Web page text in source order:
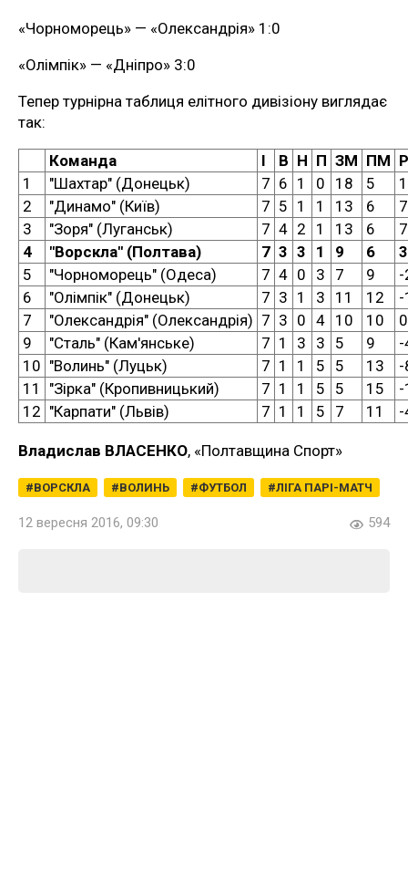
«Чорноморець» — «Олександрія» 1:0
«Олімпік» — «Дніпро» 3:0
Тепер турнірна таблиця елітного дивізіону виглядає
так:
Команда І В Н П ЗМ ПМ Р
1
"Шахтар" (Донецьк) 7 6 1 0 18 5
2
"Динамо" (Київ) 7 5 1 1 13 6
7
3
"Зоря" (Луганськ) 7 4 2 1 13 6
7
4
"Ворскла" (Полтава) 7 3 3 1 9 6
3
5
"Чорноморець" (Одеса) 7 4 0 3 7 9
-
6
"Олімпік" (Донецьк) 7 3 1 3 11 12
-
7
"Олександрія" (Олександрія) 7 3 0 4 10 10
0
9
"Сталь" (Кам'янське) 7 1 3 3 5 9
-
10 "Волинь" (Луцьк) 7 1 1 5 5 13
-
11
"Зірка" (Кропивницький) 7 1 1 5 5 15
-
12 "Карпати" (Львів) 7 1 1 5 7 11 -
Владислав ВЛАСЕНКО, «Полтавщина Спорт»
ВОРСКЛА ВОЛИНЬ ФУТБОЛ ЛІГА ПАРІ-МАТЧ
12 вересня 2016, 09:30 594